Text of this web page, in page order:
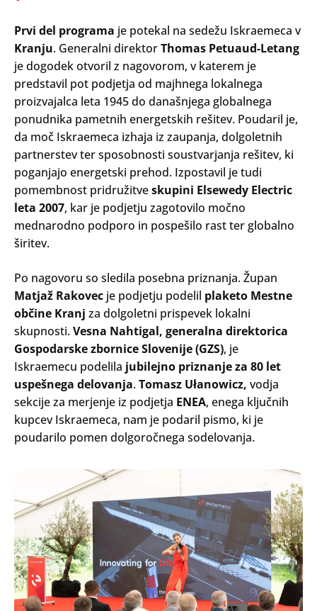
Prvi del programa je potekal na sedežu Iskraemeca v
Kranju. Generalni direktorThomas Petuaud-Letang
je dogodek otvoril z nagovorom, v katerem je
predstavil pot podjetja od majhnega lokalnega
proizvajalca leta 1945 do današnjega globalnega
ponudnika pametnih energetskih rešitev. Poudaril je,
da moč Iskraemeca izhaja iz zaupanja, dolgoletnih
partnerstev ter sposobnosti soustvarjanja rešitev, ki
poganjajo energetski prehod. Izpostavil je tudi
pomembnost pridružitveskupini Elsewedy Electric
leta 2007, kar je podjetju zagotovilo močno
mednarodno podporo in pospešilo rast ter globalno
širitev.
Po nagovoru so sledila posebna priznanja. Župan
Matjaž Rakovec je podjetju podelil plaketo Mestne
občine Kranj za dolgoletni prispevek lokalni
skupnosti.Vesna Nahtigal, generalna direktorica
Gospodarske zbornice Slovenije (GZS), je
Iskraemecu podelila jubilejno priznanje za 80 let
uspešnega delovanja.Tomasz Ułanowicz, vodja
sekcije za merjenje iz podjetja ENEA, enega ključnih
kupcev Iskraemeca, nam je podaril pismo, ki je
poudarilo pomen dolgoročnega sodelovanja.